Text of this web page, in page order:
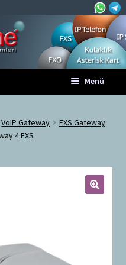
Menü
t
m
e
VoIP Gateway
FXS Gateway
4 FXS